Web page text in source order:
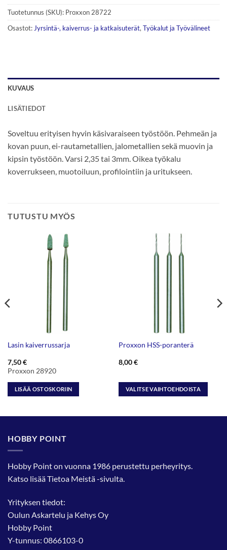
Tuotetunnus (SKU): Proxxon 28722
Osastot: Jyrsintä-, kaiverrus- ja katkaisuterät, Työkalut ja Työvälineet
KUVAUS
LISÄTIEDOT
Soveltuu erityisen hyvin käsivaraiseen työstöön. Pehmeän ja
kovan puun, ei-rautametallien, jalometallien sekä muovin ja
kipsin työstöön. Varsi 2,35 tai 3mm. Oikea työkalu
koverrukseen, muotoiluun, profilointiin ja uritukseen.
TUTUSTU MYÖS
Lasin kaiverrussarja
7,50€
Proxxon 28920
LISÄÄ OSTOSKORIIN
Proxxon HSS-poranterä
8,00€
VALITSE VAIHTOEHDOISTA
tehdä
HOBBY POINT
Hobby Point on vuonna 1986 perustettu perheyritys.
Katso lisääTietoa Meistä-sivulta.
Yrityksen tiedot:
Oulun Askartelu ja Kehys Oy
Hobby Point
Y-tunnus: 0866103-0